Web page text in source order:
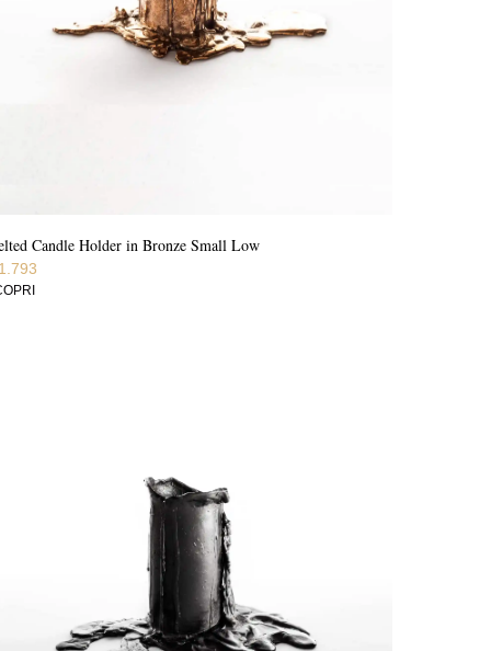
Candle Holder in Bronze Small Low